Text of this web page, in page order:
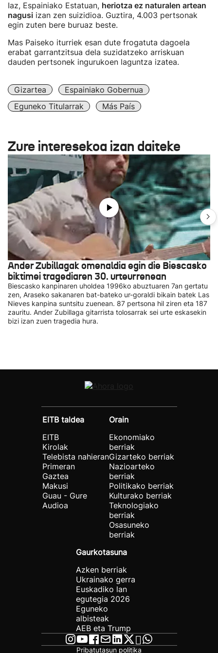
Iaz, Espainiako Estatuan, heriotza ez naturalen artean
nagusi izan zen suizidioa. Guztira, 4.003 pertsonak
egin zuten bere buruaz beste.
Mas Paiseko iturriek esan dute frogatuta dagoela
erabat garrantzitsua dela suzidatzeko arriskuan
dauden pertsonek ingurukoen laguntza izatea.
Gizartea
Espainiako Gobernua
Eguneko Titularrak
Más País
Zure interesekoa izan daiteke
Ander Zubillagak omenaldia egin die Biescasko
biktimei tragediaren 30. urteurrenean
Biescasko kanpinaren uholdea 1996ko abuztuaren 7an gertatu
zen, Araseko sakanaren bat-bateko ur-goraldi bikain batek Las
Nieves kanpina suntsitu zuenean. 87 pertsona hil ziren eta 187
zauritu. Ander Zubillaga gitarrista tolosarrak sei urte eskasekin
bizi izan zuen tragedia hura.
EITB taldea
EITB
Kirolak
Telebista nahieran
Primeran
Gaztea
Makusi
Guau - Gure
Audioa
Orain
Ekonomiako
berriak
Gizarteko berriak
Nazioarteko
berriak
Politikako berriak
Kulturako berriak
Teknologiako
berriak
Osasuneko
berriak
Gaurkotasuna
Azken berriak
Ukrainako gerra
Euskadiko lan
egutegia 2026
Eguneko
albisteak
AEB eta Trump
Pribatutasun politika